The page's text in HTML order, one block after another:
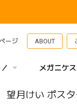
ージ ABOUT
メガニケ
望月けい ポス